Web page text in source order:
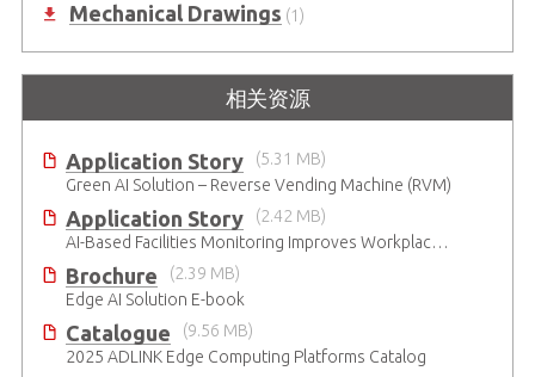
Mechanical Drawings (1)
相关资源
Application Story
(5.31 MB)
Green AI Solution – Reverse Vending Machine (RVM)
Application Story
(2.42 MB)
AI-Based Facilities Monitoring Improves Workplace Safety
Brochure
(2.39 MB)
Edge AI Solution E-book
Catalogue
(9.56 MB)
2025 ADLINK Edge Computing Platforms Catalog